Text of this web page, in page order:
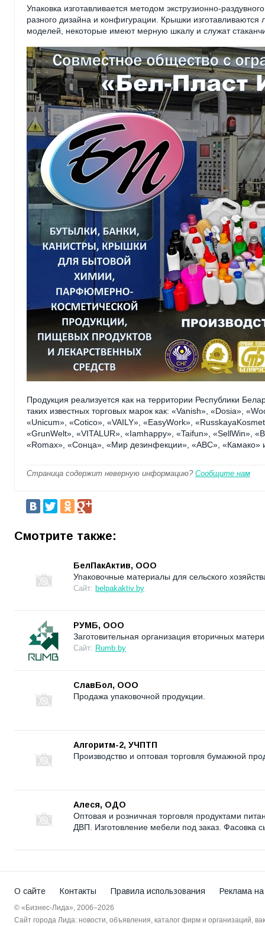
Упаковка изготавливается методом экструзионно-
разного дизайна и конфигурации. Крышки
моделей, некоторые имеют мерную шкалу и служат
Продукция реализуется как на территории Республики
таких известных торговых марок как: «Vanish», «Dosia»,
«Unicum», «Cotico», «VAILY», «EasyWork»,
«GrunWelt», «VITALUR», «Iamhappy», «Taifun», «SellWin»,
«Romax», «Сонца», «Мир дезинфекции», «ABC», «Камако»
Страница содержит неверную информацию? Сообщите нам
Смотрите также:
БелПакАктив, ООО
Упаковочные материалы для сельского
Сайт: belpakaktiv.by
РУМБ, ООО
Заготовительная организация вторичных
Сайт: Rumb.by
СлавБол, ООО
Продажа упаковочной продукции.
Алгоритм-2, УЧПТП
Производство и оптовая торговля бумажной
Алеся, ОДО
Оптовая и розничная торговля продуктами
ДВП. Изготовление мебели под заказ. Фасовка
О сайте Контакты Правила использования Реклама
© «Бизнес-Лида», 2006–2026
Сайт города Лида: новости, объявления, каталог фирм и организаций,